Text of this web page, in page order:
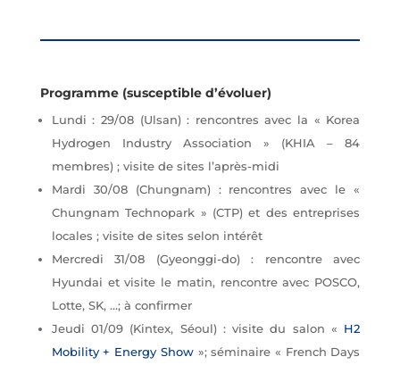
Programme (susceptible d’évoluer)
Lundi : 29/08 (Ulsan) : rencontres avec la « Korea
Hydrogen Industry Association » (KHIA – 84
membres) ; visite de sites l’après-midi
Mardi 30/08 (Chungnam) : rencontres avec le «
Chungnam Technopark » (CTP) et des entreprises
locales ; visite de sites selon intérêt
Mercredi 31/08 (Gyeonggi-do) : rencontre avec
Hyundai et visite le matin, rencontre avec POSCO,
Lotte, SK, …; à confirmer
Jeudi 01/09 (Kintex, Séoul) : visite du salon « H2
Mobility + Energy Show»; séminaire « French Days